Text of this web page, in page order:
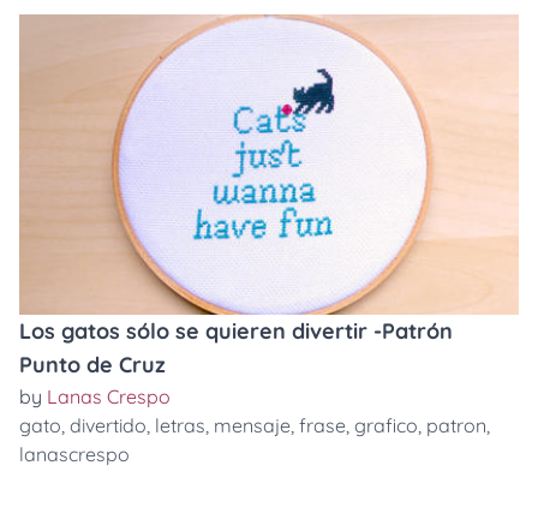
Los gatos sólo se quieren divertir -Patrón
Punto de Cruz
by Lanas Crespo
gato, divertido, letras, mensaje, frase, grafico, patron,
lanascrespo